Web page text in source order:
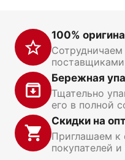
100%
Бережная
Тщательно
его в полной
Скидки на опт
Приглашаем к
покупателей